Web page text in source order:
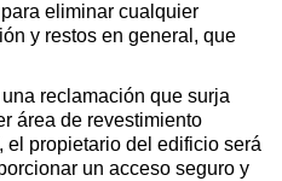
eliminar cualquier
y restos en general, que
reclamación que surja
área de revestimiento
propietario del edificio será
un acceso seguro y